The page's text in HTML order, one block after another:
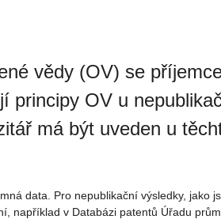
vědy (OV) se
principy OV u
má být uveden u
data. Pro nepublikační výsledky, jako
například v Databázi patentů Úřadu